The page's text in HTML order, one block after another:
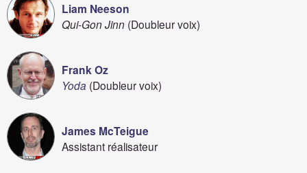
Liam Neeson
Qui-Gon Jinn (Doubleur voix)
Frank Oz
Yoda (Doubleur voix)
James McTeigue
Assistant réalisateur